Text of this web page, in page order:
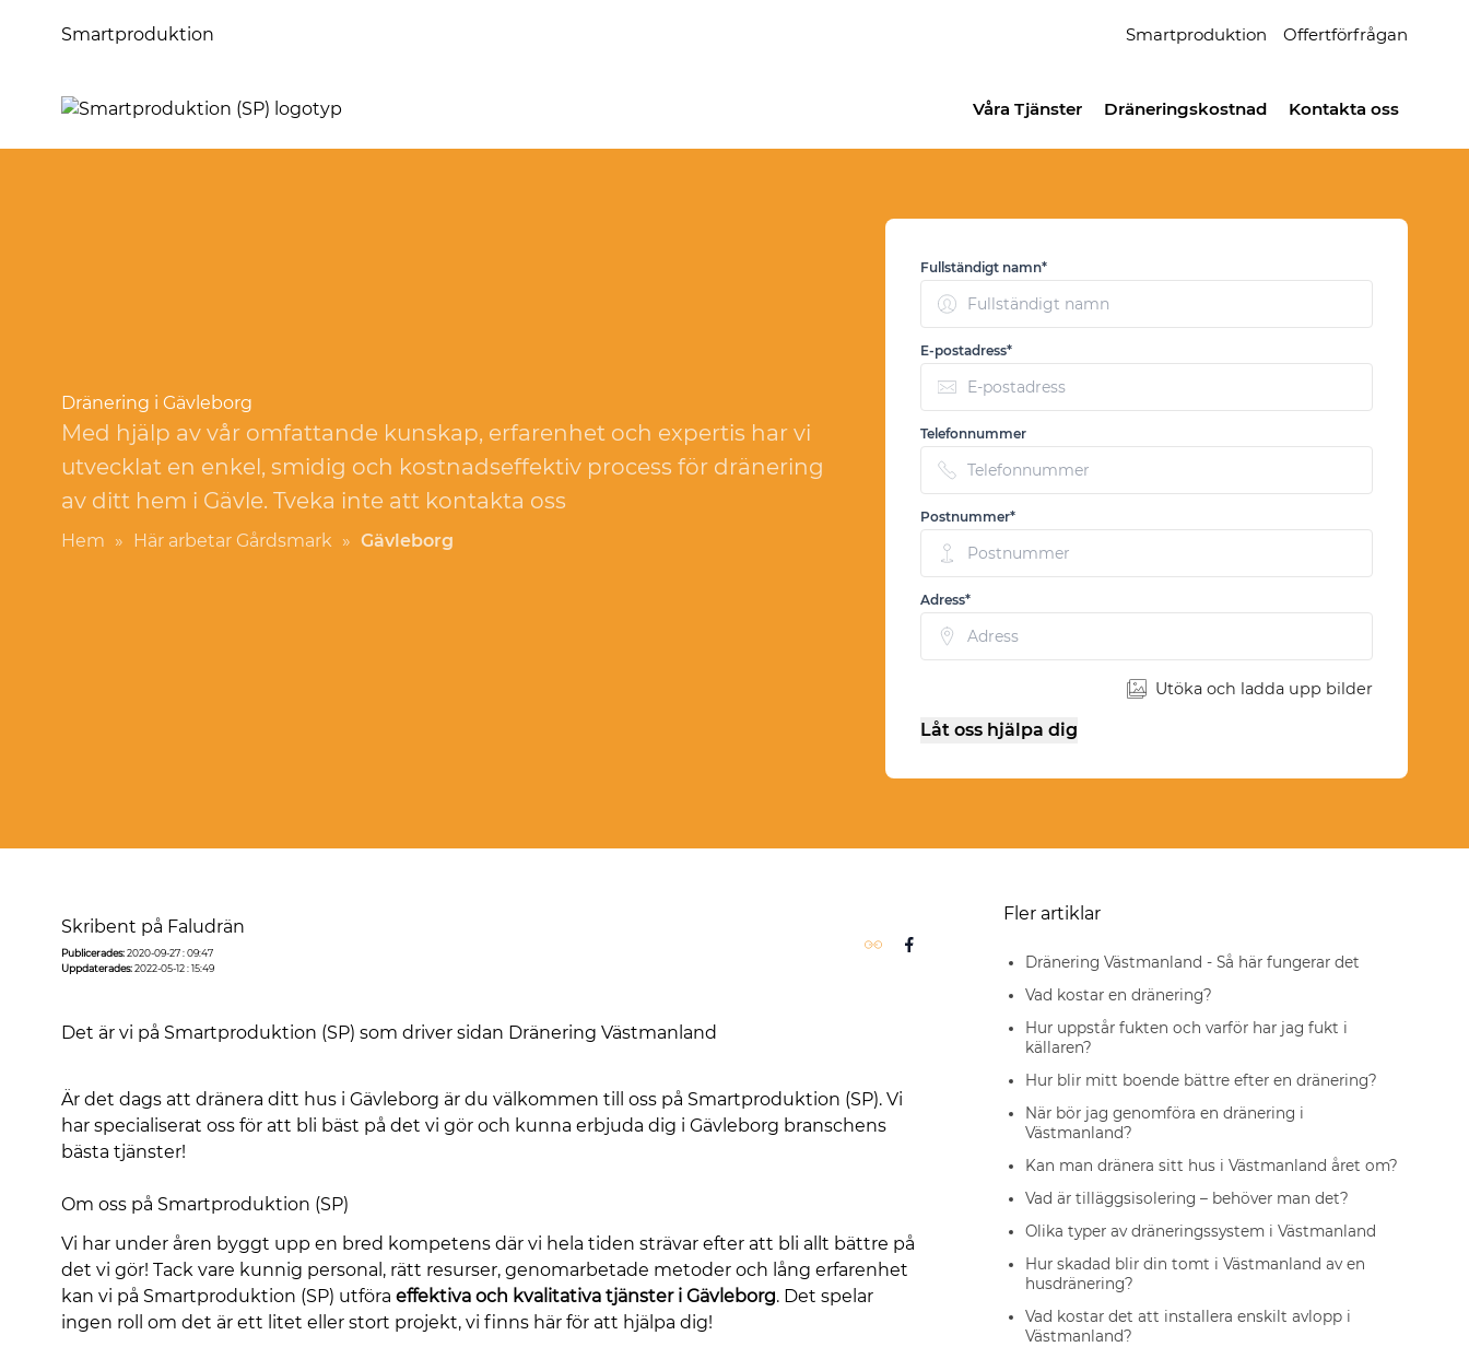
Smartproduktion Smartproduktion Offertförfrågan
Våra Tjänster Dräneringskostnad Kontakta oss
Dränering i Gävleborg
Med hjälp av vår omfattande kunskap, erfarenhet och expertis har vi
utvecklat en enkel, smidig och kostnadseffektiv process för dränering
av ditt hem i Gävle. Tveka inte att kontakta oss
Hem » Här arbetar Gårdsmark » Gävleborg
Fullständigt namn*
E-postadress*
Telefonnummer
Postnummer*
Adress*
Utöka och ladda upp bilder
Låt oss hjälpa dig
Skribent på Faludrän
Publicerades:2020-09-27 : 09:47
Uppdaterades:2022-05-12 : 15:49
Det är vi på Smartproduktion (SP) som driver sidan Dränering Västmanland
Är det dags att dränera ditt hus i Gävleborg är du välkommen till oss på Smartproduktion (SP). Vi
har specialiserat oss för att bli bäst på det vi gör och kunna erbjuda dig i Gävleborg branschens
bästa tjänster!
Om oss på Smartproduktion (SP)
Vi har under åren byggt upp en bred kompetens där vi hela tiden strävar efter att bli allt bättre på
det vi gör! Tack vare kunnig personal, rätt resurser, genomarbetade metoder och lång erfarenhet
kan vi på Smartproduktion (SP) utföra effektiva och kvalitativa tjänster i Gävleborg. Det spelar
ingen roll om det är ett litet eller stort projekt, vi finns här för att hjälpa dig!
Fler artiklar
Dränering Västmanland - Så här fungerar det
Vad kostar en dränering?
Hur uppstår fukten och varför har jag fukt i
källaren?
Hur blir mitt boende bättre efter en dränering?
När bör jag genomföra en dränering i
Västmanland?
Kan man dränera sitt hus i Västmanland året om?
Vad är tilläggsisolering – behöver man det?
Olika typer av dräneringssystem i Västmanland
Hur skadad blir din tomt i Västmanland av en
husdränering?
Vad kostar det att installera enskilt avlopp i
Västmanland?